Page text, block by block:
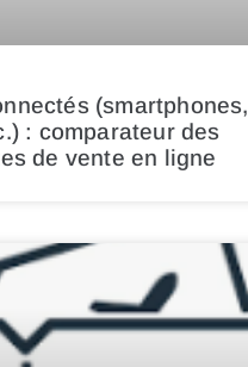
(smartphones,
: comparateur des
de vente en ligne